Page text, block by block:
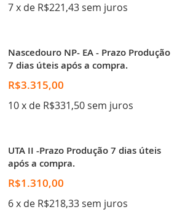
7 x de R$221,43 sem juros
Nascedouro NP- EA - Prazo Produção
7 dias úteis após a compra.
R$3.315,00
10 x de R$331,50 sem juros
UTA II -Prazo Produção 7 dias úteis
após a compra.
R$1.310,00
6 x de R$218,33 sem juros